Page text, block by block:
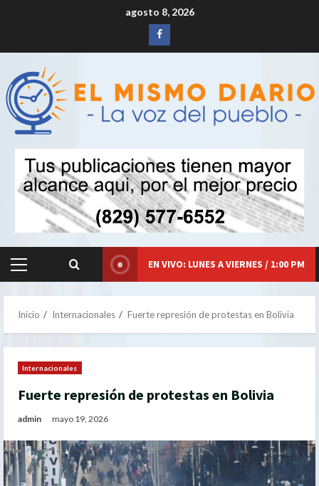
agosto 8, 2026
Siganos
en
Menú
EN VIVO: LUNES A VIERNES / 1:00 PM
Inicio Internacionales Fuerte represión de protestas en Bolivia
Internacionales
Fuerte represión de protestas en Bolivia
admin mayo 19, 2026